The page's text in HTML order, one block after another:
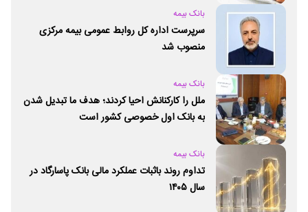
بانک بیمه
سرپرست اداره کل روابط عمومی بیمه مرکزی
منصوب شد
بانک بیمه
ملل را کارکنانش احیا کردند؛ هدف ما تبدیل شدن
به بانک اول خصوصی کشور است
بانک بیمه
تداوم روند باثبات عملکرد مالی بانک پاسارگاد در
سال ۱۴۰۵